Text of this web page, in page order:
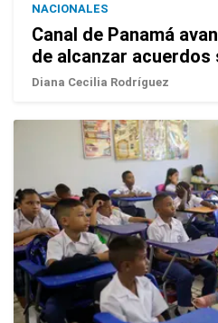
NACIONALES
Canal de Panamá
de alcanzar acuerdos
Diana Cecilia Rodríguez